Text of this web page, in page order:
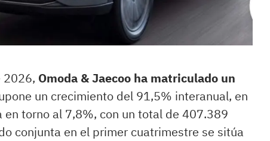
2026, Omoda & Jaecoo ha matriculado un
un crecimiento del 91,5% interanual, en
torno al 7,8%, con un total de 407.389
conjunta en el primer cuatrimestre se sitúa